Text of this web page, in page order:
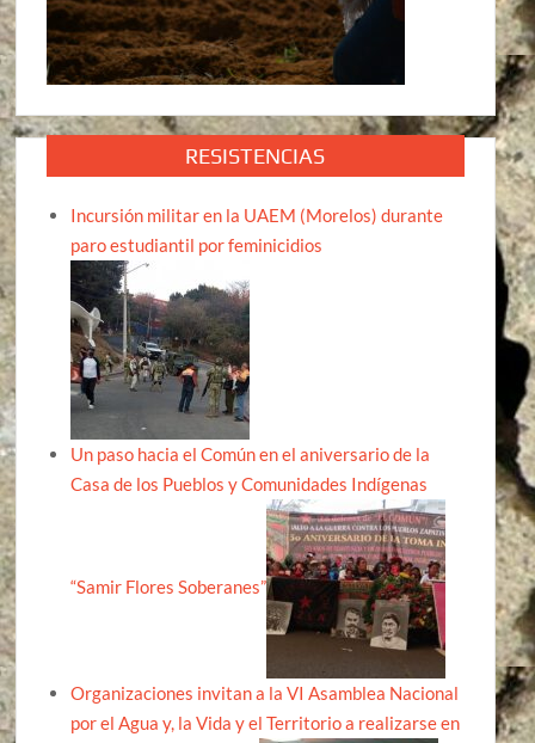
RESISTENCIAS
Incursión militar en la UAEM (Morelos) durante
paro estudiantil por feminicidios
Un paso hacia el Común en el aniversario de la
Casa de los Pueblos y Comunidades Indígenas
“Samir Flores Soberanes”
Organizaciones invitan a la VI Asamblea Nacional
por el Agua y, la Vida y el Territorio a realizarse en